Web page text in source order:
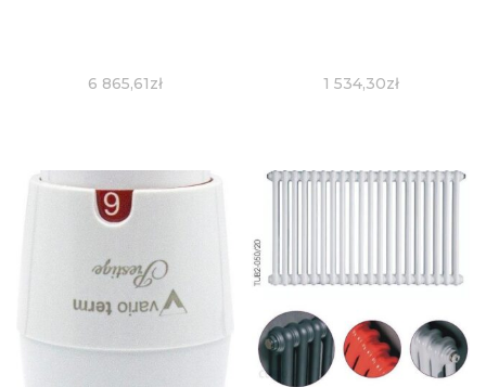
6 865,61zł 1 534,30zł